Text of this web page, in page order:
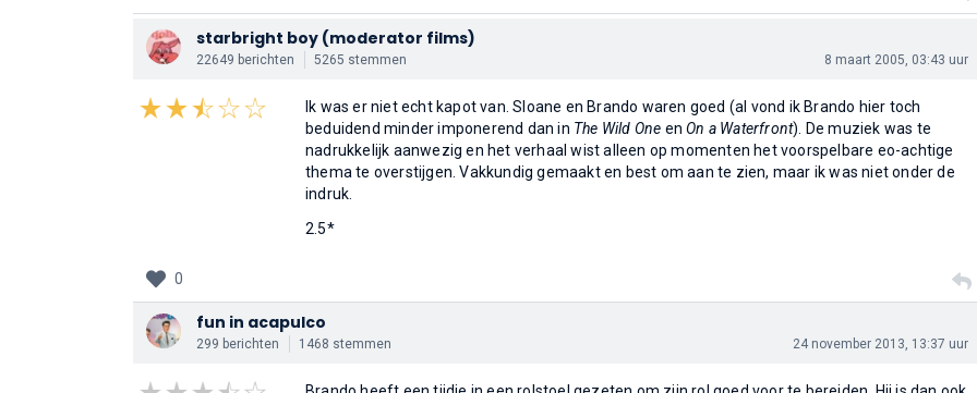
starbright boy (moderator films)
22649 berichten 5265 stemmen 8 maart 2005, 03:43 uur
Ik was er niet echt kapot van. Sloane en Brando waren goed (al vond ik Brando hier toch
beduidend minder imponerend dan in The Wild One enOn a Waterfront). De muziek was te
nadrukkelijk aanwezig en het verhaal wist alleen op momenten het voorspelbare eo-achtige
thema te overstijgen. Vakkundig gemaakt en best om aan te zien, maar ik was niet onder de
indruk.
2.5*
0
fun in acapulco
299 berichten 1468 stemmen 24 november 2013, 13:37 uur